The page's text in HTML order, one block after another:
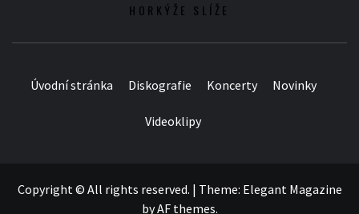
HORKÝŽE SLÍŽE
Úvodní stránka Diskografie Koncerty Novinky
Videoklipy
Copyright © All rights reserved. | Theme: Elegant Magazine
byAF themes.